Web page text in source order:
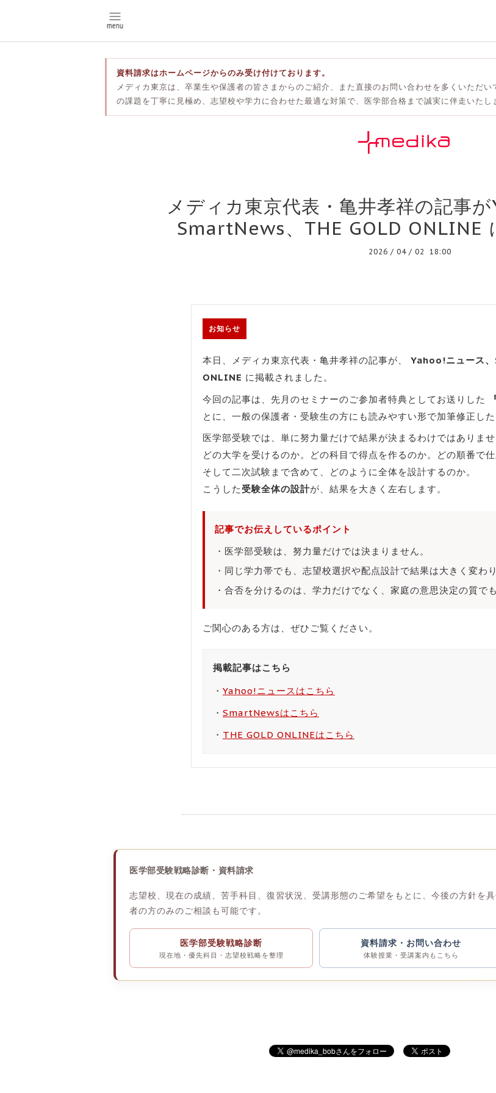
資料請求はホームページからのみ受け付けております。
メディカ東京は、卒業生や保護者の皆さまからのご紹介、また直接のお問い合わせを多くいただ
の課題を丁寧に見極め、志望校や学力に合わせた最適な対策で、医学部合格まで誠実に伴走いたし
メディカ東京代表・亀井孝祥の記事
SmartNews、THE GOLD ONLINE
2026 / 04 / 02 18:00
お知らせ
本日、メディカ東京代表・亀井孝祥の記事が、 Yahoo!ニュース
ONLINE に掲載されました。
今回の記事は、先月のセミナーのご参加者特典としてお送りした
とに、一般の保護者・受験生の方にも読みやすい形で加筆修正した
医学部受験では、単に努力量だけで結果が決まるわけではありませ
どの大学を受けるのか。どの科目で得点を作るのか。どの順番で仕
そして二次試験まで含めて、どのように全体を設計するのか。
こうした 受験全体の設計が、結果を大きく左右します。
記事でお伝えしているポイント
・医学部受験は、努力量だけでは決まりません。
・同じ学力帯でも、志望校選択や配点設計で結果は大きく変わり
・合否を分けるのは、学力だけでなく、家庭の意思決定の質で
ご関心のある方は、ぜひご覧ください。
掲載記事はこちら
・ Yahoo!ニュースはこちら
・ SmartNewsはこちら
・ THE GOLD ONLINEはこちら
医学部受験戦略診断・資料請求
志望校、現在の成績、苦手科目、復習状況、受講形態のご希望をもとに、今後の方針を
者の方のみのご相談も可能です。
医学部受験戦略診断
現在地・優先科目・志望校戦略を整理
資料請求・お問い合わせ
体験授業・受講案内もこちら